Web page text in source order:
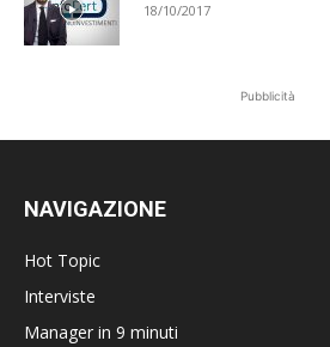
18/10/2017
Pubblicità
NAVIGAZIONE
Hot Topic
Interviste
Manager in 9 minuti